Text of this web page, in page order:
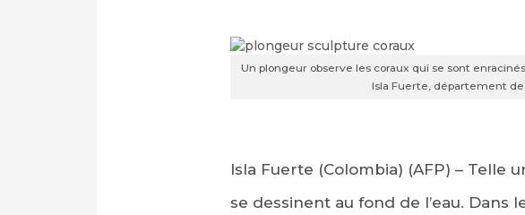
Un plongeur observe les coraux qui se sont
Isla Fuerte, département de
Isla Fuerte (Colombia) (AFP) –
se dessinent au fond de l’eau. Dans